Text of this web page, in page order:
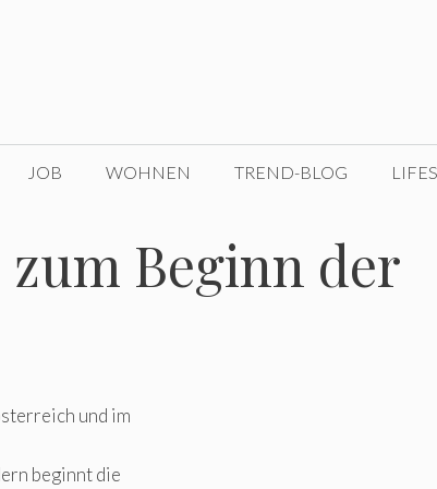
JOB WOHNEN TREND-BLOG
Beginn der
und im
beginnt die